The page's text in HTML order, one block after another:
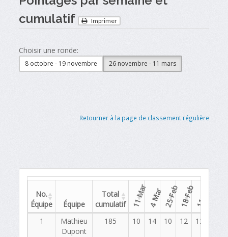
cumulatif
Imprimer
Choisir une ronde:
8 octobre - 19 novembre 26 novembre - 11 mars
Retourner à la page de classement régulière
No.
Équipe
Équipe
Total
cumulatif
11 Mar 4 Mar 25 Feb 18 Feb 11 Feb
1
Mathieu
Dupont
185 10 14 10 12 12